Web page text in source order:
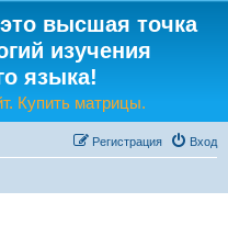
высшая точка
изучения
языка!
Купить матрицы.
Вход
Регистрация